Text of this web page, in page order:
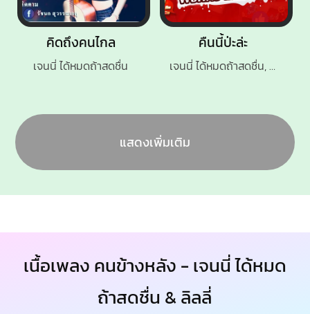
คืนนี้ป่ะล่ะ
เจนนี่ ได้หมดถ้าสดชื่น, เต้ย อภิวัฒน์
คิดถึงคนไกล
เจนนี่ ได้หมดถ้าสดชื่น
แสดงเพิ่มเติม
เนื้อเพลง คนข้างหลัง - เจนนี่ ได้หมด
ถ้าสดชื่น & ลิลลี่